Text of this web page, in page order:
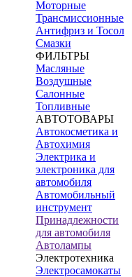
Моторные
Трансмиссионные
Антифриз и Тосол
Смазки
ФИЛЬТРЫ
Масляные
Воздушные
Салонные
Топливные
АВТОТОВАРЫ
Автокосметика и
Автохимия
Электрика и
электроника для
автомобиля
Автомобильный
инструмент
Принадлежности
для автомобиля
Автолампы
Электротехника
Электросамокаты